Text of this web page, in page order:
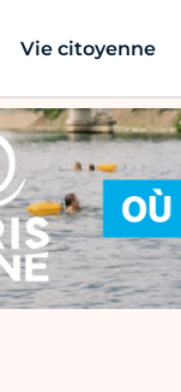
Vie citoyenne